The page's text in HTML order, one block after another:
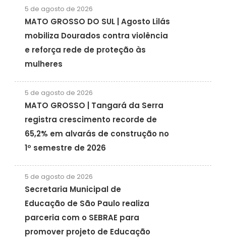
5 de agosto de 2026
MATO GROSSO DO SUL | Agosto Lilás
mobiliza Dourados contra violência
e reforça rede de proteção às
mulheres
5 de agosto de 2026
MATO GROSSO | Tangará da Serra
registra crescimento recorde de
65,2% em alvarás de construção no
1º semestre de 2026
5 de agosto de 2026
Secretaria Municipal de
Educação de São Paulo realiza
parceria com o SEBRAE para
promover projeto de Educação